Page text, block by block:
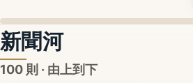
新聞河
100 則 · 由上到下